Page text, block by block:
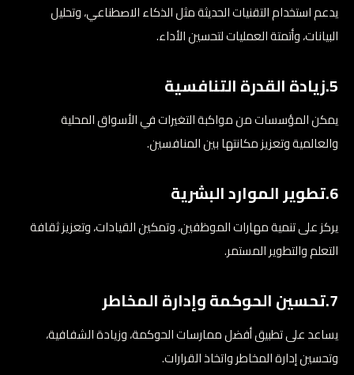
يدعم استخدام التقنيات الحديثة مثل الذكاء الاصطناعي، وتحليل
البيانات، وأتمتة العمليات لتحسين الأداء.
5.زيادة القدرة التنافسية
يمكن المؤسسات من مواكبة التغيرات في الأسواق المحلية
والعالمية وتعزيز مكانتها بين المنافسين.
6.تطوير الموارد البشرية
يركز على تنمية مهارات الموظفين، وتمكين القيادات، وتعزيز ثقافة
التعلم والتطوير المستمر.
7.تحسين الحوكمة وإدارة المخاطر
يساعد على تطبيق أفضل ممارسات الحوكمة، وزيادة الشفافية،
وتحسين إدارة المخاطر واتخاذ القرارات.